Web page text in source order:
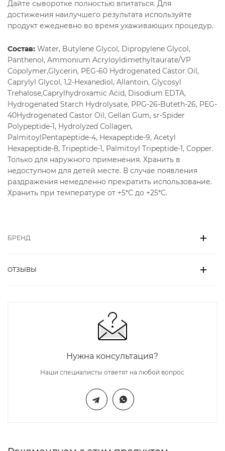
Дайте сыворотке полностью впитаться. Для
достижения наилучшего результата используйте
продукт ежедневно во время ухаживающих процедур.
Состав: Water, Butylene Glycol, Dipropylene Glycol,
Panthenol, Ammonium Acryloyldimethyltaurate/VP
Copolymer,Glycerin, PEG-60 Hydrogenated Castor Oil,
Caprylyl Glycol, 1,2-Hexanediol, Allantoin, Glycosyl
Trehalose,Caprylhydroxamic Acid, Disodium EDTA,
Hydrogenated Starch Hydrolysate, PPG-26-Buteth-26, PEG-
40Hydrogenated Castor Oil, Gellan Gum, sr-Spider
Polypeptide-1, Hydrolyzed Collagen,
PalmitoylPentapeptide-4, Hexapeptide-9, Acetyl
Hexapeptide-8, Tripeptide-1, Palmitoyl Tripeptide-1, Copper.
Только для наружного применения. Хранить в
недоступном для детей месте. В случае появления
раздражения немедленно прекратить использование.
Хранить при температуре от +5*С до +25*С.
БРЕНД
ОТЗЫВЫ
Нужна консультация?
Наши специалисты ответят на любой вопрос